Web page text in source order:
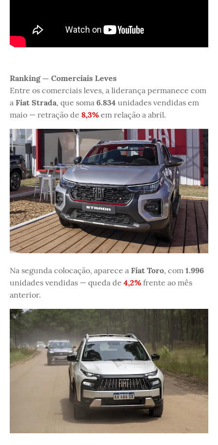
Ranking — Comerciais Leves
Entre os comerciais leves, a liderança permanece com
a Fiat Strada, que soma 6.834 unidades vendidas em
maio — retração de 8,3% em relação a abril.
Na segunda colocação, aparece a Fiat Toro, com 1.996
unidades vendidas — queda de 4,2% frente ao mês
anterior.